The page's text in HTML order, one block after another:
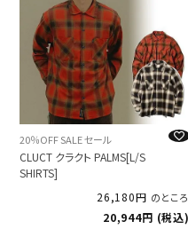
20％OFF SALE セール
CLUCT クラクト PALMS[L/S
SHIRTS]
26,180
のところ
20,944 税込